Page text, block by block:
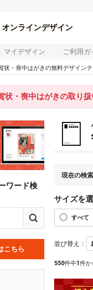
オンラインデザイン
マイデザイン ご利用ガ
状・喪中はがきの無料デザイン
状・喪中はがきの取り
ワード検
こちら
現在の検
サイズを
すべて
並び替え：
550件中1 件か